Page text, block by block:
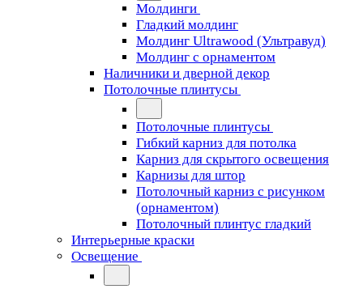
Молдинги
Гладкий молдинг
Молдинг Ultrawood (Ультравуд)
Молдинг с орнаментом
Наличники и дверной декор
Потолочные плинтусы
Потолочные плинтусы
Гибкий карниз для потолка
Карниз для скрытого освещения
Карнизы для штор
Потолочный карниз с рисунком
(орнаментом)
Потолочный плинтус гладкий
Интерьерные краски
Освещение